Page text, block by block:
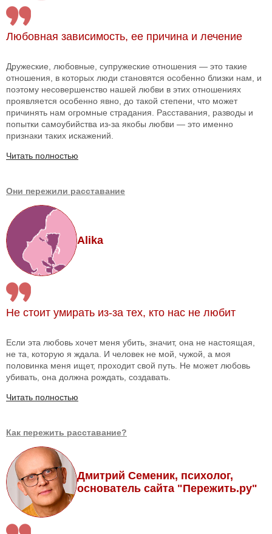
Любовная зависимость, ее причина и лечение
Дружеские, любовные, супружеские отношения — это такие
отношения, в которых люди становятся особенно близки нам, и
поэтому несовершенство нашей любви в этих отношениях
проявляется особенно явно, до такой степени, что может
причинять нам огромные страдания. Расставания, разводы и
попытки самоубийства из-за якобы любви — это именно
признаки таких искажений.
Читать полностью
Они пережили расставание
Alika
Не стоит умирать из-за тех, кто нас не любит
Если эта любовь хочет меня убить, значит, она не настоящая,
не та, которую я ждала. И человек не мой, чужой, а моя
половинка меня ищет, проходит свой путь. Не может любовь
убивать, она должна рождать, создавать.
Читать полностью
Как пережить расставание?
Дмитрий Семеник, психолог,
основатель сайта "Пережить.ру"